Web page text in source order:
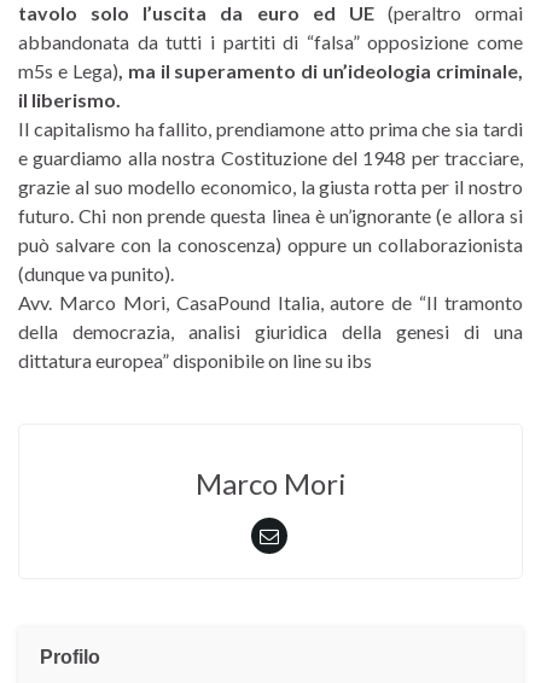
tavolo solo l’uscita da euro ed UE (peraltro ormai
abbandonata da tutti i partiti di “falsa” opposizione come
m5s e Lega), ma il superamento di un’ideologia criminale,
il liberismo.
Il capitalismo ha fallito, prendiamone atto prima che sia tardi
e guardiamo alla nostra Costituzione del 1948 per tracciare,
grazie al suo modello economico, la giusta rotta per il nostro
futuro. Chi non prende questa linea è un’ignorante (e allora si
può salvare con la conoscenza) oppure un collaborazionista
(dunque va punito).
Avv. Marco Mori, CasaPound Italia, autore de “Il tramonto
della democrazia, analisi giuridica della genesi di una
dittatura europea” disponibile on line su ibs
Marco Mori
Profilo